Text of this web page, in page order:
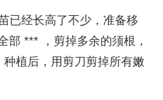
已经长高了不少，准备移
部 *** ，剪掉多余的须根，
植后，用剪刀剪掉所有嫩